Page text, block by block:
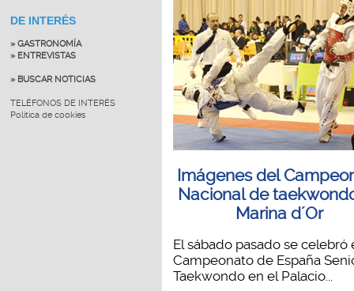
DE INTERÉS
» GASTRONOMÍA
» ENTREVISTAS
» BUSCAR NOTICIAS
TELÉFONOS DE INTERÉS
Política de cookies
Imágenes del
Nacional de
Marina d´Or
El sábado pasado se celebró
Campeonato de España
Taekwondo en el Palacio...